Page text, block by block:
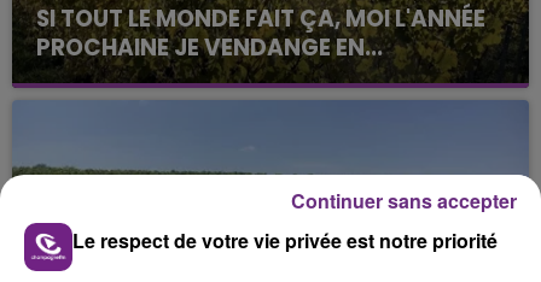
SI TOUT LE MONDE FAIT ÇA, MOI L'ANNÉE
PROCHAINE JE VENDANGE EN...
La vendange en Champagne a débuté ce jeudi 6
août dans la commune de Montgueux (Aube). Du
Le respect de votre vie privée est notre priorité
Continuer sans accepter